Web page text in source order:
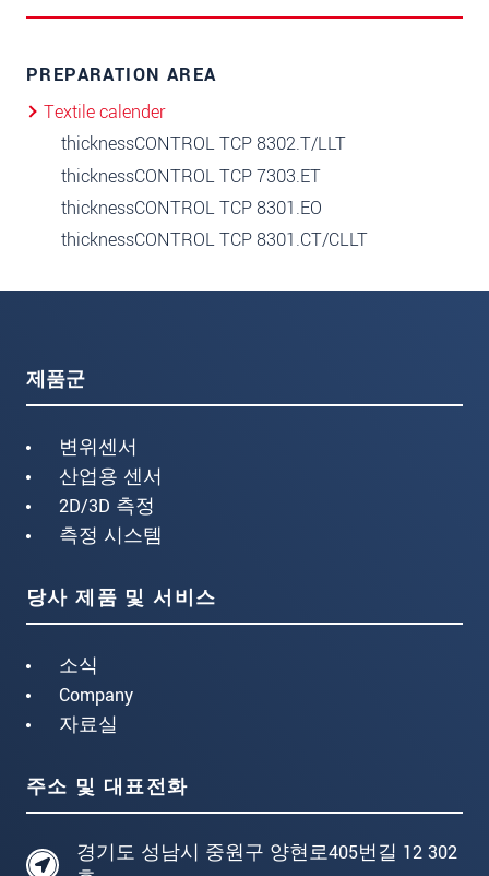
PREPARATION AREA
Textile calender
thicknessCONTROL TCP 8302.T/LLT
thicknessCONTROL TCP 7303.ET
thicknessCONTROL TCP 8301.EO
thicknessCONTROL TCP 8301.CT/CLLT
제품군
변위센서
산업용 센서
2D/3D 측정
측정 시스템
당사 제품 및 서비스
소식
Company
자료실
주소 및 대표전화
경기도 성남시 중원구 양현로405번길 12 302